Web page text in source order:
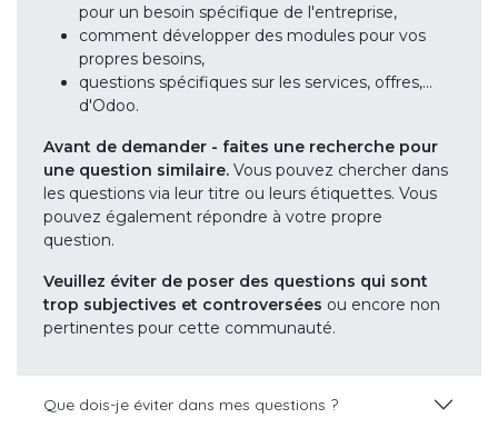
pour un besoin spécifique de l'entreprise,
comment développer des modules pour vos
propres besoins,
questions spécifiques sur les services, offres,...
d'Odoo.
Avant de demander - faites une recherche pour
une question similaire. Vous pouvez chercher dans
les questions via leur titre ou leurs étiquettes. Vous
pouvez également répondre à votre propre
question.
Veuillez éviter de poser des questions qui sont
trop subjectives et controversées ou encore non
pertinentes pour cette communauté.
Que dois-je éviter dans mes questions ?